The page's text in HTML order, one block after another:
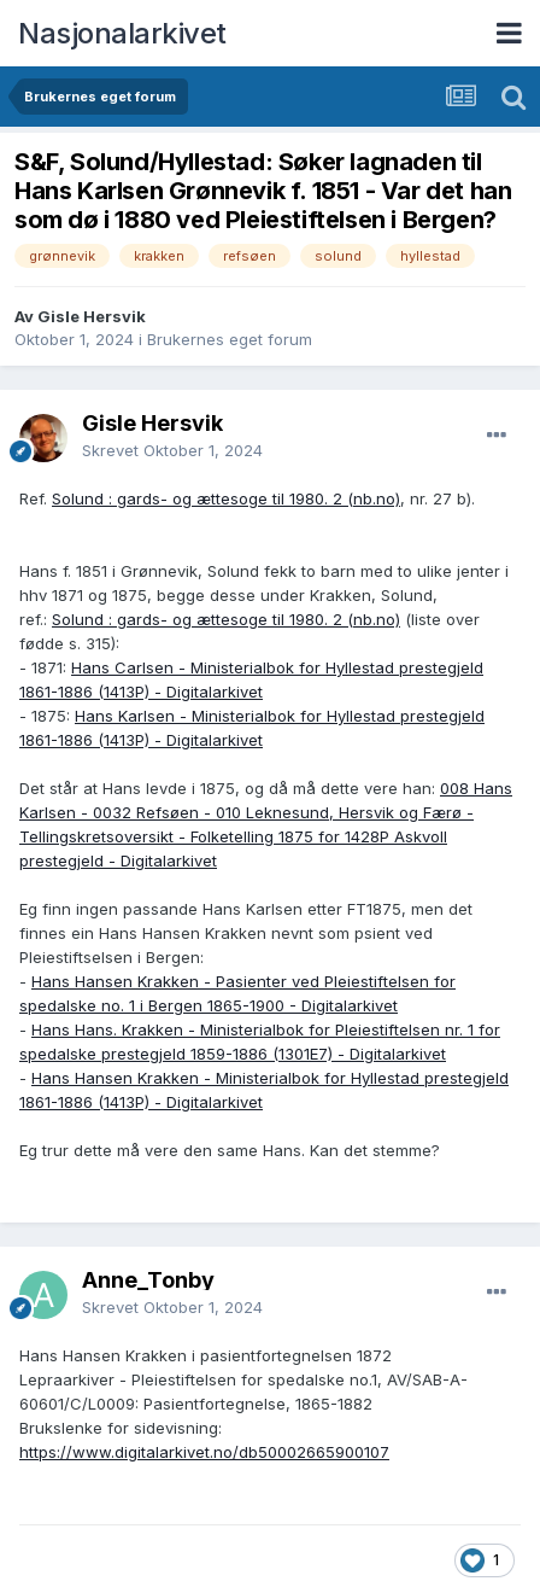
Nasjonalarkivet
Brukernes eget forum
S&F, Solund/Hyllestad: Søker lagnaden til
Hans Karlsen Grønnevik f. 1851 - Var det han
som dø i 1880 ved Pleiestiftelsen i Bergen?
grønnevik krakken refsøen solund hyllestad
Av Gisle Hersvik
Oktober 1, 2024 i Brukernes eget forum
Gisle Hersvik
Skrevet Oktober 1, 2024
Ref. Solund : gards- og ættesoge til 1980. 2 (nb.no), nr. 27 b).
Hans f. 1851 i Grønnevik, Solund fekk to barn med to ulike jenter i
hhv 1871 og 1875, begge desse under Krakken, Solund,
ref.: Solund : gards- og ættesoge til 1980. 2 (nb.no) (liste over
fødde s. 315):
- 1871: Hans Carlsen - Ministerialbok for Hyllestad prestegjeld
1861-1886 (1413P) - Digitalarkivet
- 1875: Hans Karlsen - Ministerialbok for Hyllestad prestegjeld
1861-1886 (1413P) - Digitalarkivet
Det står at Hans levde i 1875, og då må dette vere han: 008 Hans
Karlsen - 0032 Refsøen - 010 Leknesund, Hersvik og Færø -
Tellingskretsoversikt - Folketelling 1875 for 1428P Askvoll
prestegjeld - Digitalarkivet
Eg finn ingen passande Hans Karlsen etter FT1875, men det
finnes ein Hans Hansen Krakken nevnt som psient ved
Pleiestiftselsen i Bergen:
- Hans Hansen Krakken - Pasienter ved Pleiestiftelsen for
spedalske no. 1 i Bergen 1865-1900 - Digitalarkivet
- Hans Hans. Krakken - Ministerialbok for Pleiestiftelsen nr. 1 for
spedalske prestegjeld 1859-1886 (1301E7) - Digitalarkivet
- Hans Hansen Krakken - Ministerialbok for Hyllestad prestegjeld
1861-1886 (1413P) - Digitalarkivet
Eg trur dette må vere den same Hans. Kan det stemme?
Anne_Tonby
Skrevet Oktober 1, 2024
Hans Hansen Krakken i pasientfortegnelsen 1872
Lepraarkiver - Pleiestiftelsen for spedalske no.1, AV/SAB-A-
60601/C/L0009: Pasientfortegnelse, 1865-1882
Brukslenke for sidevisning:
https://www.digitalarkivet.no/db50002665900107
1